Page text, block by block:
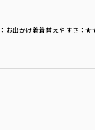
：お出かけ着着替えやすさ ：